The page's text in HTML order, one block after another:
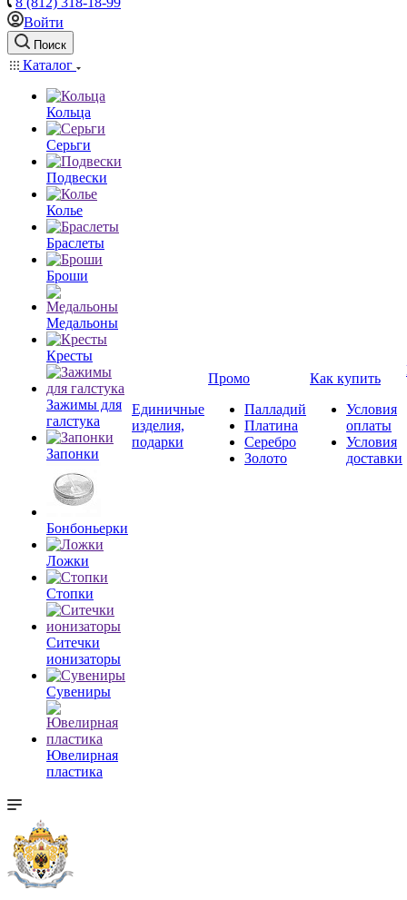
Войти
Поиск
Каталог
Кольца
Серьги
Подвески
Колье
Браслеты
Броши
Медальоны
Кресты
Зажимы для
галстука
Запонки
Бонбоньерки
Ложки
Стопки
Ситечки
ионизаторы
Cувениры
Ювелирная
пластика
Единичные
изделия,
подарки
Промо
Палладий
Платина
Серебро
Золото
Как купить
Условия
оплаты
Условия
доставки